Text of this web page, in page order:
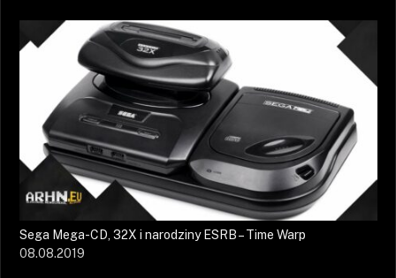
Sega Mega-CD, 32X i narodziny ESRB – Time Warp
08.08.2019